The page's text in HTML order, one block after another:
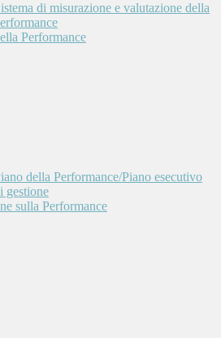
di misurazione e valutazione della
Performance
della Performance/Piano esecutivo
gestione
sulla Performance